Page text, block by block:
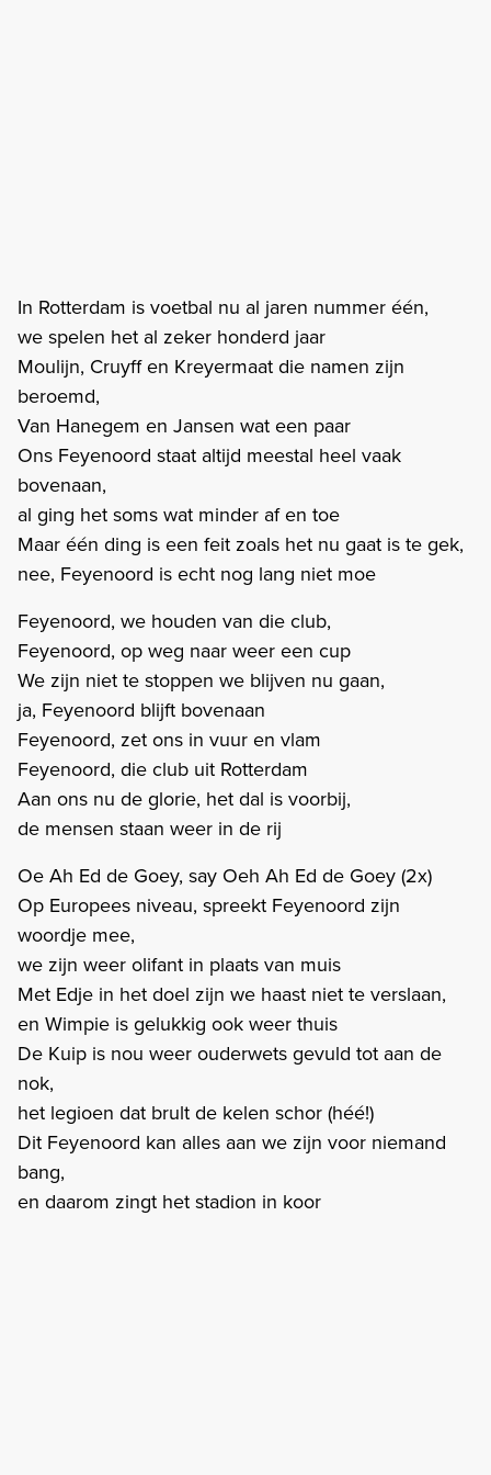
In Rotterdam is voetbal nu al jaren nummer één,
we spelen het al zeker honderd jaar
Moulijn, Cruyff en Kreyermaat die namen zijn
beroemd,
Van Hanegem en Jansen wat een paar
Ons Feyenoord staat altijd meestal heel vaak
bovenaan,
al ging het soms wat minder af en toe
Maar één ding is een feit zoals het nu gaat is te gek,
nee, Feyenoord is echt nog lang niet moe
Feyenoord, we houden van die club,
Feyenoord, op weg naar weer een cup
We zijn niet te stoppen we blijven nu gaan,
ja, Feyenoord blijft bovenaan
Feyenoord, zet ons in vuur en vlam
Feyenoord, die club uit Rotterdam
Aan ons nu de glorie, het dal is voorbij,
de mensen staan weer in de rij
Oe Ah Ed de Goey, say Oeh Ah Ed de Goey (2x)
Op Europees niveau, spreekt Feyenoord zijn
woordje mee,
we zijn weer olifant in plaats van muis
Met Edje in het doel zijn we haast niet te verslaan,
en Wimpie is gelukkig ook weer thuis
De Kuip is nou weer ouderwets gevuld tot aan de
nok,
het legioen dat brult de kelen schor (héé!)
Dit Feyenoord kan alles aan we zijn voor niemand
bang,
en daarom zingt het stadion in koor